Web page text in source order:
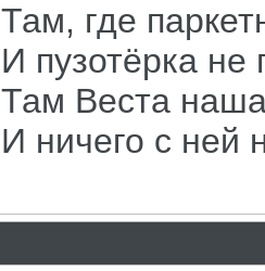
Там, где
И пузотёрка не
Там Веста
И ничего с ней